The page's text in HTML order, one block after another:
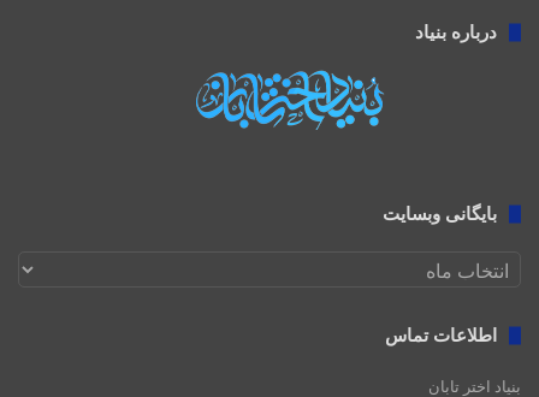
درباره بنیاد
بایگانی وبسایت
بایگانی
اطلاعات تماس
بنیاد اختر تابان